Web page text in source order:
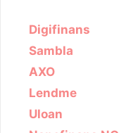
Digifinans
Sambla
AXO
Lendme
Uloan